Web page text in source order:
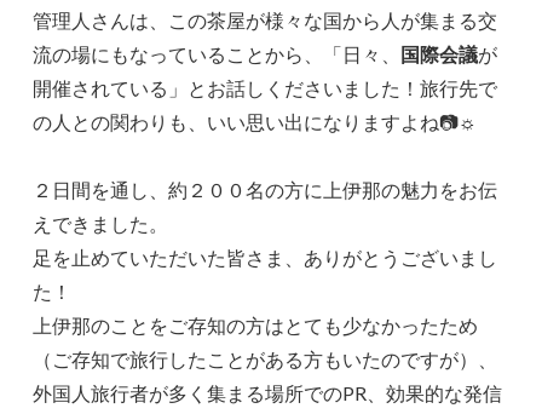
管理人さんは、この茶屋が様々な国から人が集まる交
流の場にもなっていることから、「日々、 国際会議が
開催されている」とお話しくださいました！旅行先で
の人との関わりも、いい思い出になりますよね📷☼
２日間を通し、約２００名の方に上伊那の魅力をお伝
えできました。
足を止めていただいた皆さま、ありがとうございまし
た！
上伊那のことをご存知の方はとても少なかったため
（ご存知で旅行したことがある方もいたのですが）、
外国人旅行者が多く集まる場所でのPR、効果的な発信